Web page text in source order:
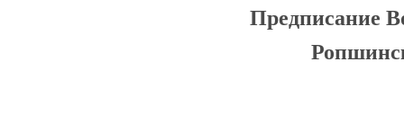
Предписание